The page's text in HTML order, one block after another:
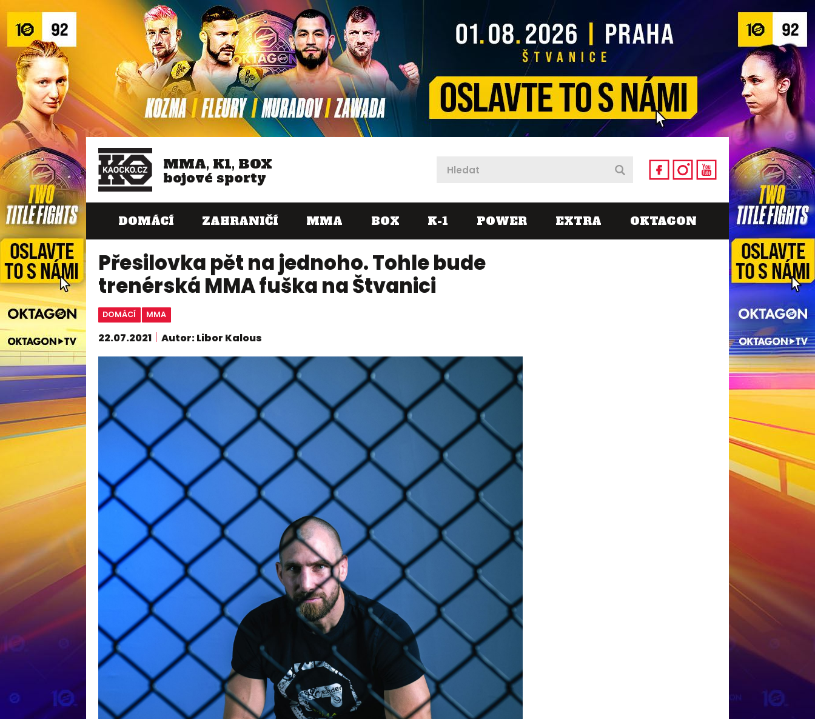
MMA, K1, BOX
bojové sporty
DOMÁCÍ ZAHRANIČÍ MMA BOX K-1 POWER EXTRA OKTAGON
Přesilovka pět na jednoho. Tohle bude
trenérská MMA fuška na Štvanici
DOMÁCÍ MMA
22.07.2021 Autor: Libor Kalous